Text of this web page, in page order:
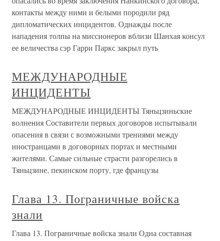
контакты между ними и белыми породили ряд
дипломатических инцидентов. Однажды после
нападения толпы на миссионеров вблизи Шанхая консул
ее величества сэр Гарри Паркс закрыл путь
МЕЖДУНАРОДНЫЕ
ИНЦИДЕНТЫ
МЕЖДУНАРОДНЫЕ ИНЦИДЕНТЫ Тяньцзиньские
волнения Составители первых договоров испытывали
опасения в связи с возможными трениями между
иностранцами в договорных портах и местными
жителями. Самые сильные страсти разгорелись в
Тяньцзине, пекинском порту, где французы
Глава 13. Пограничные войска
знали
Глава 13. Пограничные войска знали Одна составная